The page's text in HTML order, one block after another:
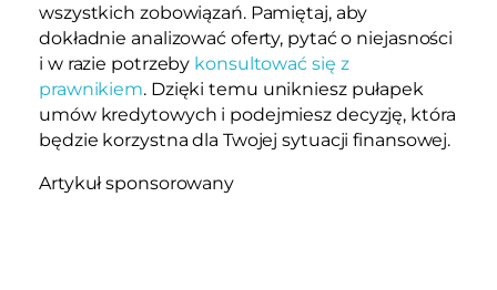
wszystkich zobowiązań. Pamiętaj, aby
dokładnie analizować oferty, pytać o niejasności
i w razie potrzeby konsultować się z
prawnikiem. Dzięki temu unikniesz pułapek
umów kredytowych i podejmiesz decyzję, która
będzie korzystna dla Twojej sytuacji finansowej.
Artykuł sponsorowany